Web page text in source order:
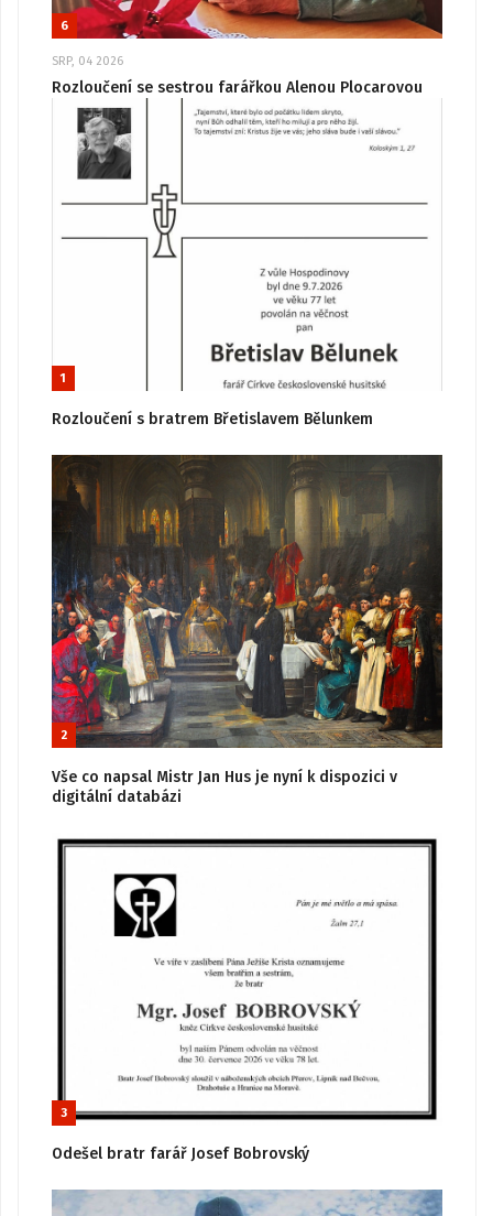
6
SRP, 04 2026
Rozloučení se sestrou farářkou Alenou Plocarovou
1
Rozloučení s bratrem Břetislavem Bělunkem
2
Vše co napsal Mistr Jan Hus je nyní k dispozici v
digitální databázi
3
Odešel bratr farář Josef Bobrovský